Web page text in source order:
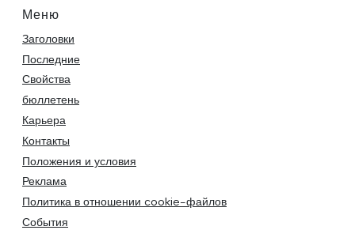
Меню
Заголовки
Последние
Свойства
бюллетень
Карьера
Контакты
Положения и условия
Реклама
Политика в отношении cookie-файлов
События